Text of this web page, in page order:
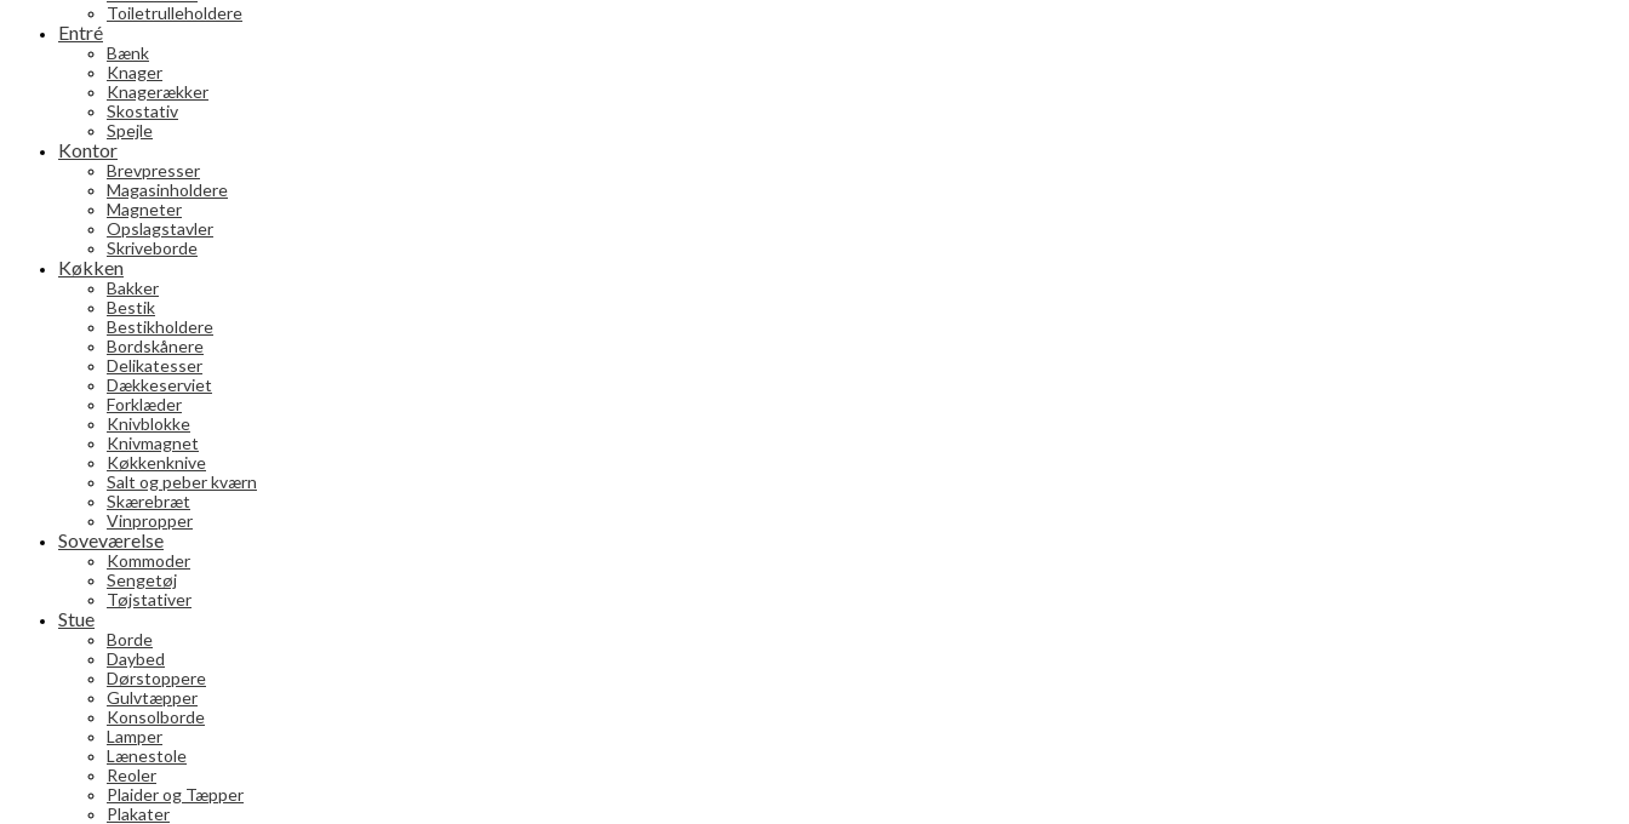
Toiletrulleholdere
Entré
Bænk
Knager
Knagerækker
Skostativ
Spejle
Kontor
Brevpresser
Magasinholdere
Magneter
Opslagstavler
Skriveborde
Køkken
Bakker
Bestik
Bestikholdere
Bordskånere
Delikatesser
Dækkeserviet
Forklæder
Knivblokke
Knivmagnet
Køkkenknive
Salt og peber kværn
Skærebræt
Vinpropper
Soveværelse
Kommoder
Sengetøj
Tøjstativer
Stue
Borde
Daybed
Dørstoppere
Gulvtæpper
Konsolborde
Lamper
Lænestole
Reoler
Plaider og Tæpper
Plakater